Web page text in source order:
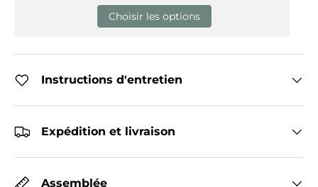
Choisir les options
Instructions d'entretien
Expédition et livraison
Assemblée